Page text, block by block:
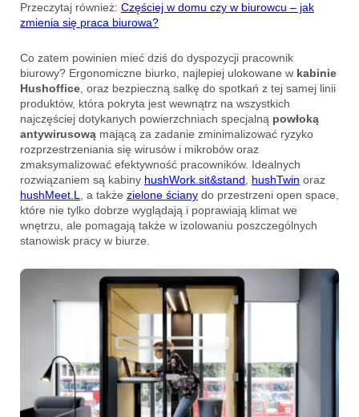
Przeczytaj również: Częściej w domu czy w biurowcu – jak
zmienia się praca biurowa?
Co zatem powinien mieć dziś do dyspozycji pracownik
biurowy? Ergonomiczne biurko, najlepiej ulokowane w kabinie
Hushoffice, oraz bezpieczną salkę do spotkań z tej samej linii
produktów, która pokryta jest wewnątrz na wszystkich
najczęściej dotykanych powierzchniach specjalną powłoką
antywirusową mającą za zadanie zminimalizować ryzyko
rozprzestrzeniania się wirusów i mikrobów oraz
zmaksymalizować efektywność pracowników. Idealnych
rozwiązaniem są kabiny hushWork.sit&stand, hushTwin oraz
hushMeet.L, a także zielone ściany do przestrzeni open space,
które nie tylko dobrze wyglądają i poprawiają klimat we
wnętrzu, ale pomagają także w izolowaniu poszczególnych
stanowisk pracy w biurze.